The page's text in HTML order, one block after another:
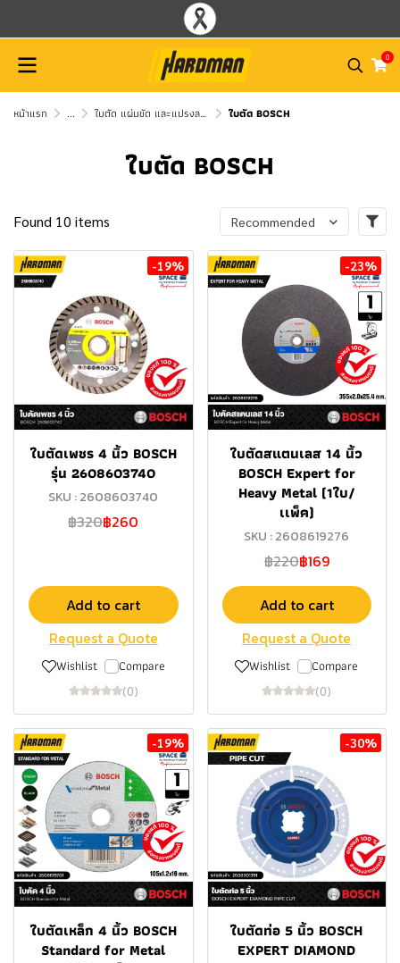
0
หน้าแรก ... ใบตัด แผ่นขัด และแปรงลวด BOSCH ใบตัด BOSCH
ใบตัด BOSCH
Found 10 items Recommended
-19%
ใบตัดเพชร 4 นิ้ว BOSCH
รุ่น 2608603740
SKU : 2608603740
฿320฿260
Add to cart
Request a Quote
Wishlist Compare
(0)
-23%
ใบตัดสแตนเลส 14 นิ้ว
BOSCH Expert for
Heavy Metal (1ใบ/
เเพ็ค)
SKU : 2608619276
฿220฿169
Add to cart
Request a Quote
Wishlist Compare
(0)
-19%
ใบตัดเหล็ก 4 นิ้ว BOSCH
Standard for Metal
-30%
ใบตัดท่อ 5 นิ้ว BOSCH
EXPERT DIAMOND